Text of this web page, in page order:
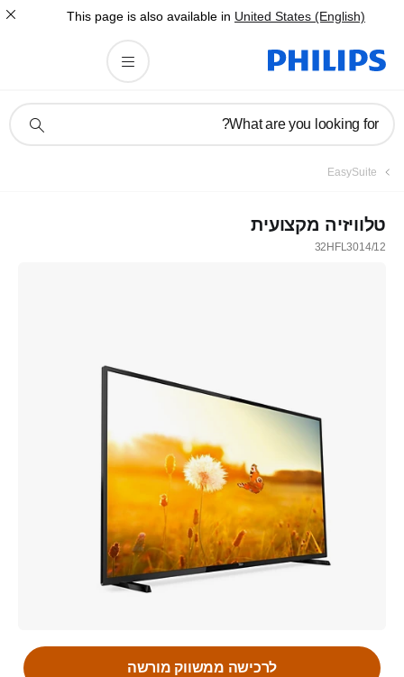
This page is also available in United States (English)
בסמל
What are you looking for?
EasySuite
טלוויזיה מקצועית
32HFL3014/12
לרכישה ממשווק מורשה